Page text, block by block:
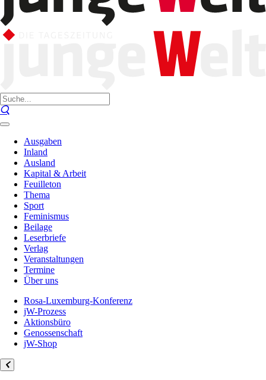
Ausgaben
Inland
Ausland
Kapital & Arbeit
Feuilleton
Thema
Sport
Feminismus
Beilage
Leserbriefe
Verlag
Veranstaltungen
Termine
Über uns
Rosa-Luxemburg-Konferenz
jW-Prozess
Aktionsbüro
Genossenschaft
jW-Shop